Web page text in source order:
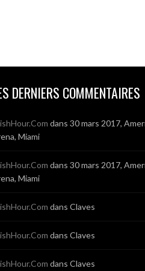
DERNIERS COMMENTAIRES
dans 30 mars 2017,
Miami
dans 30 mars 2017,
Miami
dans Claves
dans Claves
dans Claves